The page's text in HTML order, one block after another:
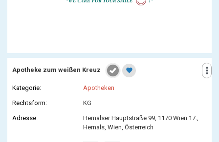
more_vert
Apotheke zum weißen Kreuz favorite
Kategorie: Apotheken
Rechtsform: KG
Adresse:
Hernalser Hauptstraße 99, 1170 Wien 17.,
Hernals, Wien, Österreich